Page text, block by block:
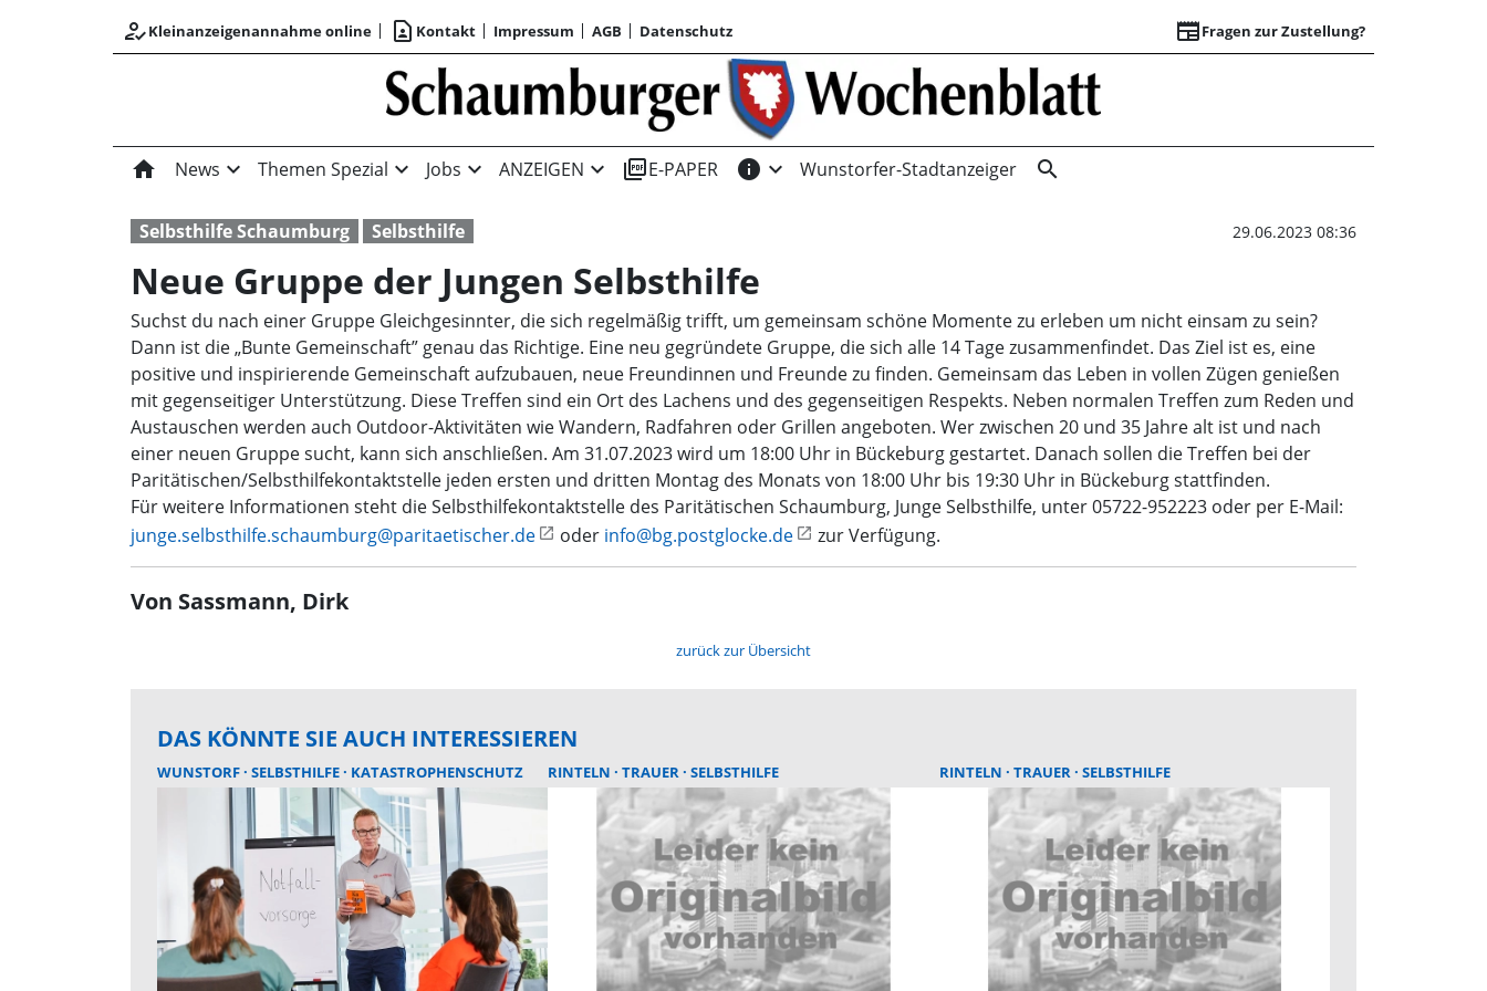
how_to_regKleinanzeigenannahme online contact_page Kontakt Impressum AGB Datenschutz newspaperFragen zur Zustellung?
Neue Gruppe der
home News expand_more Themen Spezial expand_more Jobs expand_more ANZEIGEN expand_more picture_as_pdfE-PAPER info expand_more Wunstorfer-Stadtanzeiger search
Selbsthilfe Schaumburg Selbsthilfe 29.06.2023 08:36
Neue Gruppe der Jungen Selbsthilfe
Suchst du nach einer Gruppe Gleichgesinnter, die sich regelmäßig trifft, um gemeinsam schöne Momente zu erleben um nicht einsam zu sein?
Dann ist die „Bunte Gemeinschaft” genau das Richtige. Eine neu gegründete Gruppe, die sich alle 14 Tage zusammenfindet. Das Ziel ist es, eine
positive und inspirierende Gemeinschaft aufzubauen, neue Freundinnen und Freunde zu finden. Gemeinsam das Leben in vollen Zügen genießen
mit gegenseitiger Unterstützung. Diese Treffen sind ein Ort des Lachens und des gegenseitigen Respekts. Neben normalen Treffen zum Reden und
Austauschen werden auch Outdoor-Aktivitäten wie Wandern, Radfahren oder Grillen angeboten. Wer zwischen 20 und 35 Jahre alt ist und nach
einer neuen Gruppe sucht, kann sich anschließen. Am 31.07.2023 wird um 18:00 Uhr in Bückeburg gestartet. Danach sollen die Treffen bei der
Paritätischen/Selbsthilfekontaktstelle jeden ersten und dritten Montag des Monats von 18:00 Uhr bis 19:30 Uhr in Bückeburg stattfinden.
Für weitere Informationen steht die Selbsthilfekontaktstelle des Paritätischen Schaumburg, Junge Selbsthilfe, unter 05722-952223 oder per E-Mail:
junge.selbsthilfe.schaumburg@paritaetischer.de
oder info@bg.postglocke.de zur Verfügung.
Von Sassmann, Dirk
zurück zur Übersicht
DAS KÖNNTE SIE AUCH INTERESSIEREN
WUNSTORF SELBSTHILFE KATASTROPHENSCHUTZ RINTELN TRAUER SELBSTHILFE RINTELN TRAUER SELBSTHILFE